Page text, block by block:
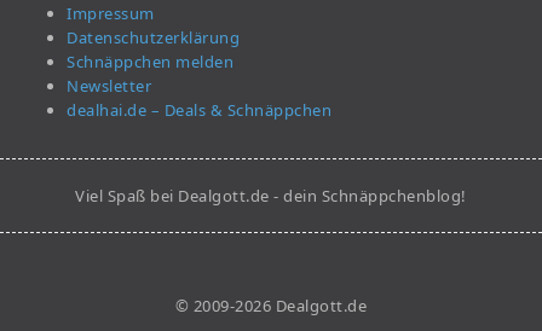
Impressum
Datenschutzerklärung
Schnäppchen melden
Newsletter
dealhai.de – Deals & Schnäppchen
Viel Spaß bei Dealgott.de - dein Schnäppchenblog!
© 2009-2026 Dealgott.de